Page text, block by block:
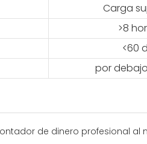
Carga
>8
<60
por